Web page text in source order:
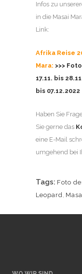
Infos zu
in die Masai
Link:
Afrika Reise
Mara: >>>
17.11. bis
bis 07.12.2022
Haben Sie
Sie gerne das
eine E-Mail
umgehend bei
Tags: Foto
Leopard,